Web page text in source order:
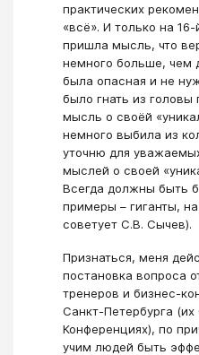
практических
«всё». И только на
пришла мысль, что
немного больше, чем
была опасная и не
было гнать из головы
мысль о своёй
немного выбила из
уточню для
мыслей о своей
Всегда должны быть
примеры – гиганты,
советует С.В. Сычев).
Признаться, меня
постановка вопроса
тренеров и бизнес-
Санкт-Петербурга
Конференциях), по
учим людей быть